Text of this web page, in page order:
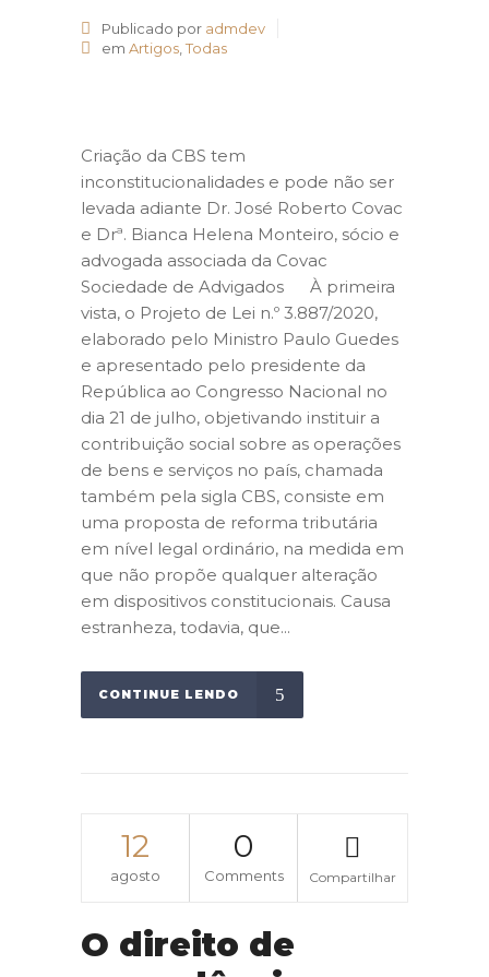
Publicado por admdev
em Artigos Todas
Criação da CBS tem
inconstitucionalidades e pode não ser
levada adiante Dr. José Roberto Covac
e Drª. Bianca Helena Monteiro, sócio e
advogada associada da Covac
Sociedade de Advigados À primeira
vista, o Projeto de Lei n.º 3.887/2020,
elaborado pelo Ministro Paulo Guedes
e apresentado pelo presidente da
República ao Congresso Nacional no
dia 21 de julho, objetivando instituir a
contribuição social sobre as operações
de bens e serviços no país, chamada
também pela sigla CBS, consiste em
uma proposta de reforma tributária
em nível legal ordinário, na medida em
que não propõe qualquer alteração
em dispositivos constitucionais. Causa
estranheza, todavia, que...
CONTINUE LENDO
12
agosto
0
Comments Compartilhar
O direito de